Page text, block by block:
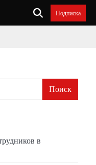
Подписка
Поиск
в